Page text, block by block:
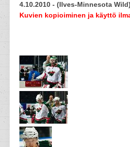
4.10.2010 - (Ilves-Minnesota
Kuvien kopioiminen ja käyttö